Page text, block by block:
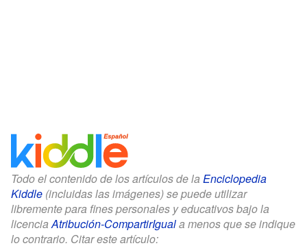
Todo el contenido de los artículos de la Enciclopedia
Kiddle (incluidas las imágenes) se puede utilizar
libremente para fines personales y educativos bajo la
licenciaAtribución-CompartirIguala menos que se indique
lo contrario. Citar este artículo: